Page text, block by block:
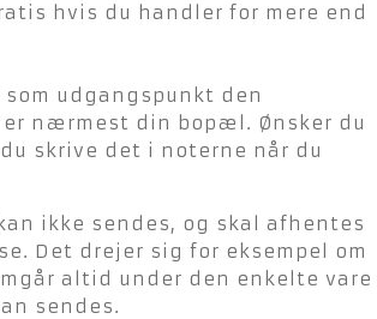
hvis du handler for mere end
udgangspunkt den
er nærmest din bopæl. Ønsker du
skrive det i noterne når du
ikke sendes, og skal afhentes
Det drejer sig for eksempel om
altid under den enkelte vare
sendes.